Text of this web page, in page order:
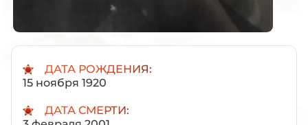
ДАТА РОЖДЕНИЯ:
15 ноября 1920
ДАТА СМЕРТИ: